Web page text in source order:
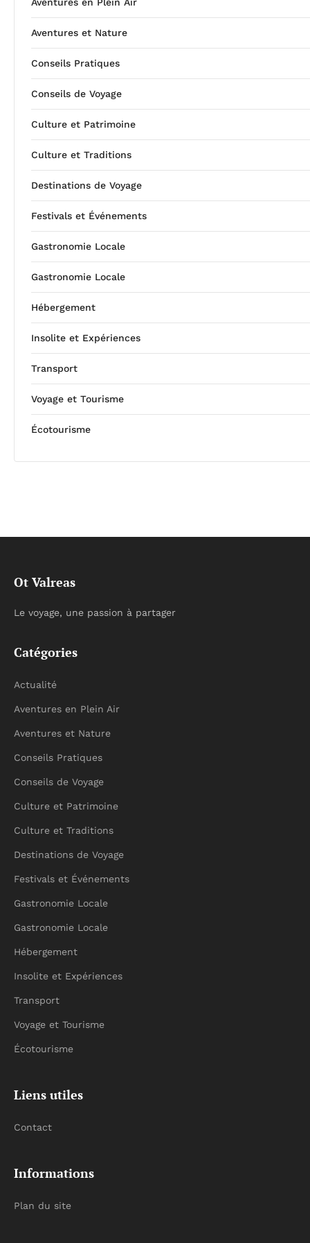
Aventures et Nature
Conseils Pratiques
Conseils de Voyage
Culture et Patrimoine
Culture et Traditions
Destinations de Voyage
Festivals et Événements
Gastronomie Locale
Gastronomie Locale
Hébergement
Insolite et Expériences
Transport
Voyage et Tourisme
Écotourisme
Ot Valreas
Le voyage, une passion à partager
Catégories
Actualité
Aventures en Plein Air
Aventures et Nature
Conseils Pratiques
Conseils de Voyage
Culture et Patrimoine
Culture et Traditions
Destinations de Voyage
Festivals et Événements
Gastronomie Locale
Gastronomie Locale
Hébergement
Insolite et Expériences
Transport
Voyage et Tourisme
Écotourisme
Liens utiles
Contact
Informations
Plan du site